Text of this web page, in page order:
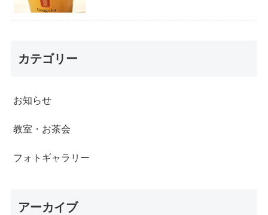
カテゴリー
お知らせ
教室・お茶会
フォトギャラリー
アーカイブ